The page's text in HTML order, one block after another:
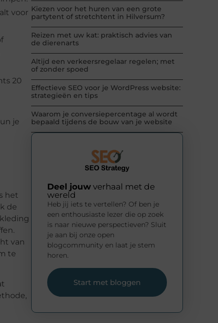
voor
20
je
het
de
van
te
Kiezen voor het huren van een grote
partytent of stretchtent in Hilversum?
Reizen met uw kat: praktisch advies van
de dierenarts
Altijd een verkeersregelaar regelen; met
of zonder spoed
Effectieve SEO voor je WordPress website:
strategieën en tips
Waarom je conversiepercentage al wordt
bepaald tijdens de bouw van je website
Deel jouw verhaal met de
wereld
Heb jij iets te vertellen? Of ben je
een enthousiaste lezer die op zoek
is naar nieuwe perspectieven? Sluit
je aan bij onze open
blogcommunity en laat je stem
horen.
Start met bloggen